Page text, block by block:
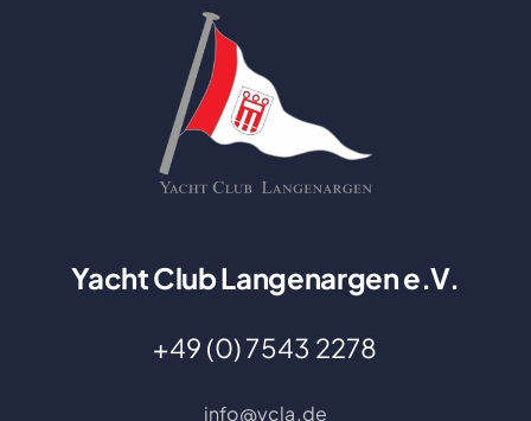
Yacht Club Langenargen e.V.
+49 (0) 7543 2278
info@ycla.de